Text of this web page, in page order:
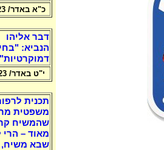
כ"א באדר/ 14.3.23
דבר אליהו
הנביא:
דמוקרטיות"
י"ט באדר/ 12.3.23
תכנית
משפטית
שהמשיח
מאוד – הרי
שבא משיח,